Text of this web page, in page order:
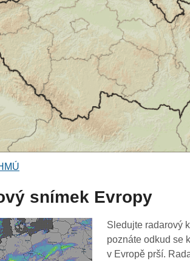
snímek Evropy
Sledujte radarový
poznáte odkud se
v Evropě prší.